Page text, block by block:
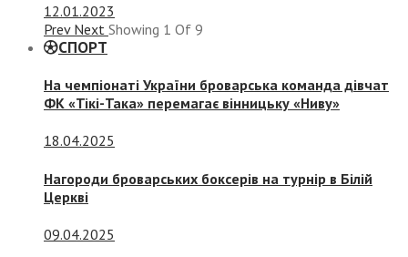
12.01.2023
Prev Next Showing 1 Of 9
СПОРТ
На чемпіонаті України броварська команда дівчат
ФК «Тікі-Така» перемагає вінницьку «Ниву»
18.04.2025
Нагороди броварських боксерів на турнір в Білій
Церкві
09.04.2025